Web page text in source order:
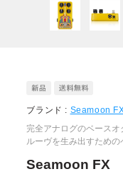
ブランド : Seamoon
完全アナログのベース
ルーヴを生み出すための
Seamoon FX